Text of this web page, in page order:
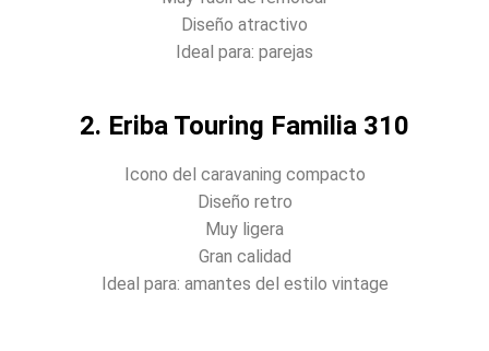
Diseño atractivo
Ideal para: parejas
2. Eriba Touring Familia 310
Icono del caravaning compacto
Diseño retro
Muy ligera
Gran calidad
Ideal para: amantes del estilo vintage